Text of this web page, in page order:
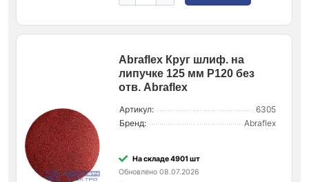
Abraflex Круг шлиф. на
липучке 125 мм P120 без
отв. Abraflex
Артикул:
6305
Бренд:
Abraflex
На складе 4901 шт
Обновлено 08.07.2026